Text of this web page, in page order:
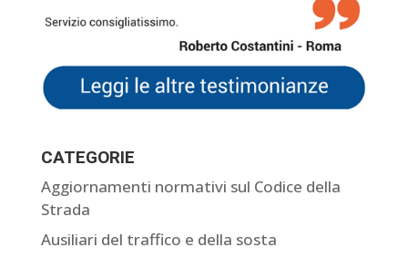
CATEGORIE
Aggiornamenti normativi sul Codice della
Strada
Ausiliari del traffico e della sosta